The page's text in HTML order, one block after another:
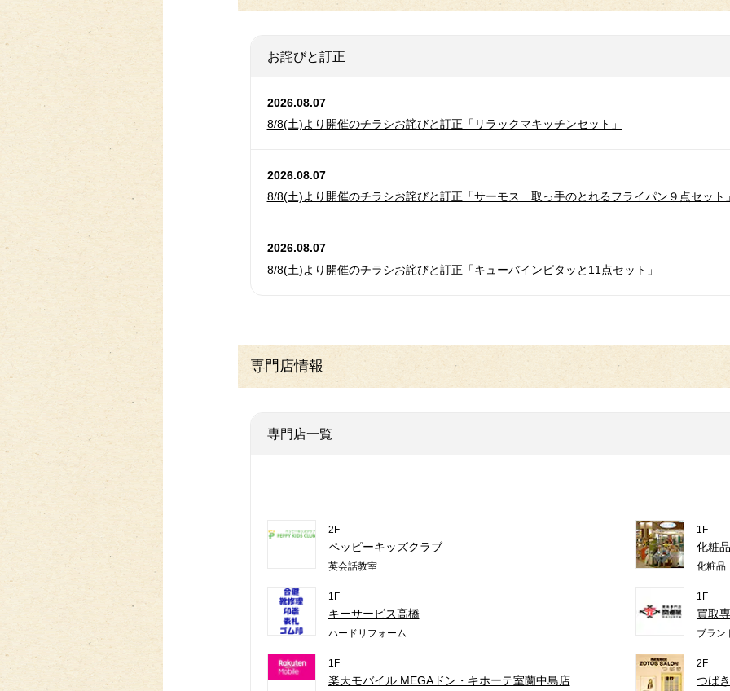
お詫びと訂正
2026.08.07
8/8(土)より開催のチラシお詫びと訂正「リラックマキッチンセット」
2026.08.07
8/8(土)より開催のチラシお詫びと訂正「サーモス 取っ手のとれるフライパン９点セット
2026.08.07
8/8(土)より開催のチラシお詫びと訂正「キューバインピタッと11点セット」
専門店情報
専門店一覧
2F
ペッピーキッズクラブ
英会話教室
1F
化粧
化粧品
1F
キーサービス高橋
ハードリフォーム
1F
買取
ブラン
1F
楽天モバイル MEGAドン・キホーテ室蘭中島店
2F
つば